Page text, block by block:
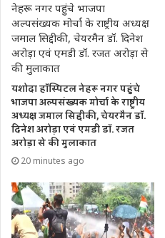
यशोदा हॉस्पिटल नेहरू नगर पहुंचे
भाजपा अल्पसंख्यक मोर्चा के राष्ट्रीय
अध्यक्ष जमाल सिद्दीकी, चेयरमैन डॉ.
दिनेश अरोड़ा एवं एमडी डॉ. रजत
अरोड़ा से की मुलाकात
20 minutes ago